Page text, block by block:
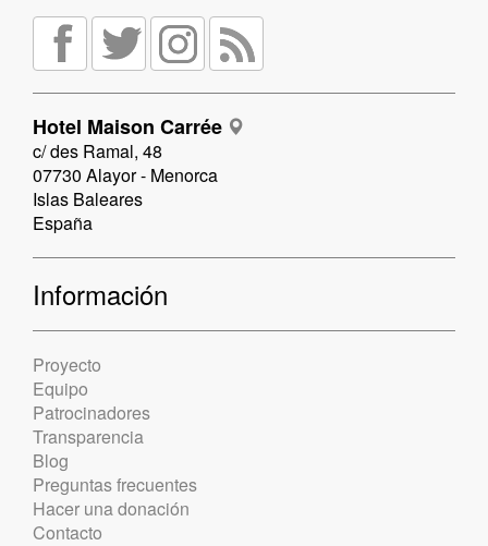
Hotel Maison Carrée
c/ des Ramal, 48
07730 Alayor - Menorca
Islas Baleares
España
Información
Proyecto
Equipo
Patrocinadores
Transparencia
Blog
Preguntas frecuentes
Hacer una donación
Contacto